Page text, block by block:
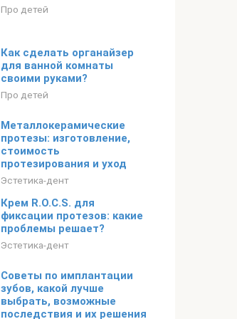
Про детей
Как сделать органайзер
для ванной комнаты
своими руками?
Про детей
Металлокерамические
протезы: изготовление,
стоимость
протезирования и уход
Эстетика-дент
Крем R.O.C.S. для
фиксации протезов: какие
проблемы решает?
Эстетика-дент
Советы по имплантации
зубов, какой лучше
выбрать, возможные
последствия и их решения